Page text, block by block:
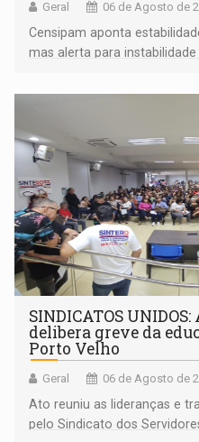
Geral 06 de Agosto de
Censipam aponta
mas alerta para
SINDICATOS
delibera greve da
Porto Velho
Geral 06 de Agosto de
Ato reuniu as lideranças e
pelo Sindicato dos